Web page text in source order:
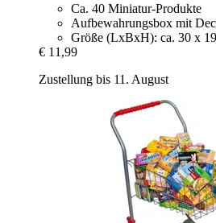
Ca. 40 Miniatur-Produkte
Aufbewahrungsbox mit
Größe (LxBxH): ca. 30 x
€ 11,99
Zustellung bis 11. August